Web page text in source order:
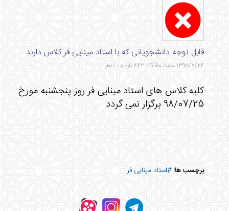
قابل توجه دانشجویانی که با استاد مینایی فر کلاس دارند
1398/7/24 ساعت 17:50 - 843 بازدید - 1 نظر
کلیه کلاس های استاد مینایی فر روز پنجشنبه مورخ
98/07/25 برگزار نمی گردد
برچسب ها:#استاد مینایی فر